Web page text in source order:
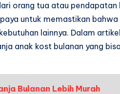
orang tua atau
untuk memastikan
lainnya. Dalam
anak kost bulanan yang
Bulanan Lebih Murah